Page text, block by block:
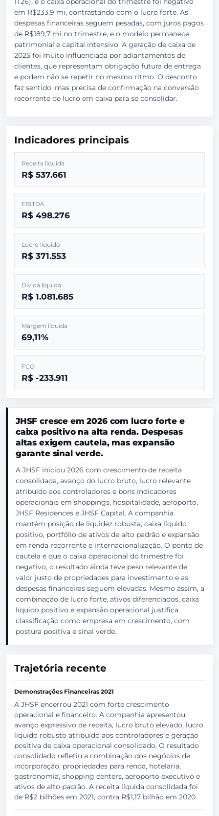
em R$233,9 mi, contrastando com o lucro forte. As
despesas financeiras seguem pesadas, com juros pagos
de R$189,7 mi no trimestre, e o modelo permanece
patrimonial e capital intensivo. A geração de caixa de
2025 foi muito influenciada por adiantamentos de
clientes, que representam obrigação futura de entrega
e podem não se repetir no mesmo ritmo. O desconto
faz sentido, mas precisa de confirmação na conversão
recorrente de lucro em caixa para se consolidar.
Indicadores principais
Receita líquida
R$ 537.661
EBITDA
R$ 498.276
Lucro líquido
R$ 371.553
Dívida líquida
R$ 1.081.685
Margem líquida
69,11%
FCO
R$ -233.911
JHSF cresce em 2026 com lucro forte e
caixa positivo na alta renda. Despesas
altas exigem cautela, mas expansão
garante sinal verde.
A JHSF iniciou 2026 com crescimento de receita
consolidada, avanço do lucro bruto, lucro relevante
atribuído aos controladores e bons indicadores
operacionais em shoppings, hospitalidade, aeroporto,
JHSF Residences e JHSF Capital. A companhia
mantém posição de liquidez robusta, caixa líquido
positivo, portfólio de ativos de alto padrão e expansão
em renda recorrente e internacionalização. O ponto de
cautela é que o caixa operacional do trimestre foi
negativo, o resultado ainda teve peso relevante de
valor justo de propriedades para investimento e as
despesas financeiras seguem elevadas. Mesmo assim, a
combinação de lucro forte, ativos diferenciados, caixa
líquido positivo e expansão operacional justifica
classificação como empresa em crescimento, com
postura positiva e sinal verde.
Trajetória recente
Demonstrações Financeiras 2021
A JHSF encerrou 2021 com forte crescimento
operacional e financeiro. A companhia apresentou
avanço expressivo de receita, lucro bruto elevado, lucro
líquido robusto atribuído aos controladores e geração
positiva de caixa operacional consolidado. O resultado
consolidado refletiu a combinação dos negócios de
incorporação, propriedades para renda, hotelaria,
gastronomia, shopping centers, aeroporto executivo e
ativos de alto padrão. A receita líquida consolidada foi
de R$2 bilhões em 2021, contra R$1,17 bilhão em 2020.